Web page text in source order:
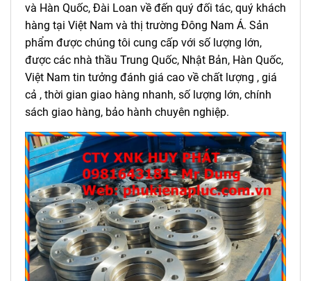
và Hàn Quốc, Đài Loan về đến quý đối tác, quý khách
hàng tại Việt Nam và thị trường Đông Nam Á. Sản
phẩm được chúng tôi cung cấp với số lượng lớn,
được các nhà thầu Trung Quốc, Nhật Bản, Hàn Quốc,
Việt Nam tin tưởng đánh giá cao về chất lượng , giá
cả , thời gian giao hàng nhanh, số lượng lớn, chính
sách giao hàng, bảo hành chuyên nghiệp.